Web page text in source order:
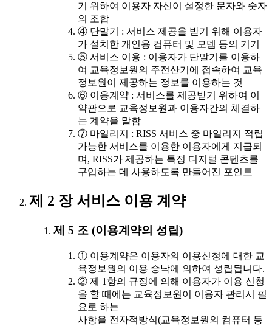
기 위하여 이용자 자신이 설정한 문자와 숫자
의 조합
④ 단말기 : 서비스 제공을 받기 위해 이용자
가 설치한 개인용 컴퓨터 및 모뎀 등의 기기
⑤ 서비스 이용 : 이용자가 단말기를 이용하
여 교육정보원의 주전산기에 접속하여 교육
정보원이 제공하는 정보를 이용하는 것
⑥ 이용계약 : 서비스를 제공받기 위하여 이
약관으로 교육정보원과 이용자간의 체결하
는 계약을 말함
⑦ 마일리지 : RISS 서비스 중 마일리지 적립
가능한 서비스를 이용한 이용자에게 지급되
며, RISS가 제공하는 특정 디지털 콘텐츠를
구입하는 데 사용하도록 만들어진 포인트
제 2 장 서비스 이용 계약
제 5 조 (이용계약의 성립)
① 이용계약은 이용자의 이용신청에 대한 교
육정보원의 이용 승낙에 의하여 성립됩니다.
② 제 1항의 규정에 의해 이용자가 이용 신청
을 할 때에는 교육정보원이 이용자 관리시 필
요로 하는
사항을 전자적방식(교육정보원의 컴퓨터 등